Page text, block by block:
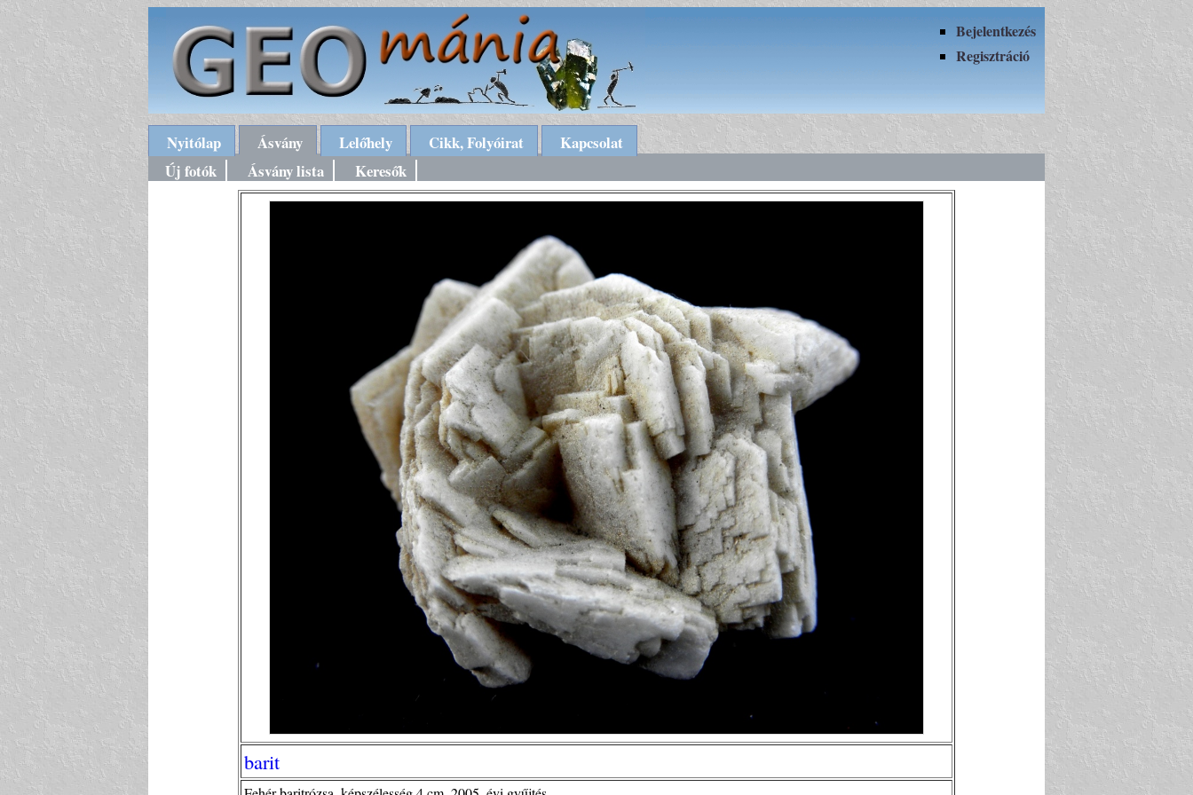
Bejelentkezés
Regisztráció
Nyitólap Ásvány Lelőhely Cikk, Folyóirat
Kapcsolat
Új fotók
Ásvány lista Keresők
barit